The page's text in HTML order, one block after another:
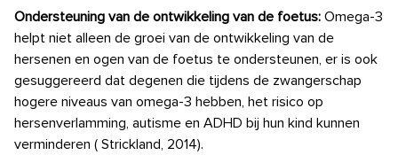
Ondersteuning van de ontwikkeling van de foetus: Omega-3
helpt niet alleen de groei van de ontwikkeling van de
hersenen en ogen van de foetus te ondersteunen, er is ook
gesuggereerd dat degenen die tijdens de zwangerschap
hogere niveaus van omega-3 hebben, het risico op
hersenverlamming, autisme en ADHD bij hun kind kunnen
verminderen ( Strickland, 2014).